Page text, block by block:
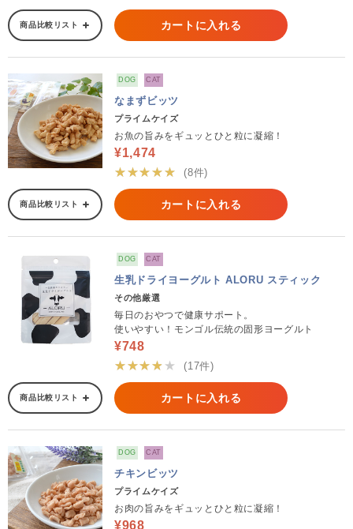
商品比較リスト カートに入れる
DOG CAT
なまずビッツ
プライムケイズ
お魚の旨みをギュッとひと粒に凝縮！
¥1,474
★★★★★
(8件)
商品比較リスト カートに入れる
DOG CAT
生乳ドライヨーグルト ALORU スティック
その他厳選
毎日のおやつで健康サポート。
使いやすい！モンゴル伝統の固形ヨーグルト
¥748
★★★★★
(17件)
商品比較リスト カートに入れる
DOG CAT
チキンビッツ
プライムケイズ
お肉の旨みをギュッとひと粒に凝縮！
¥968